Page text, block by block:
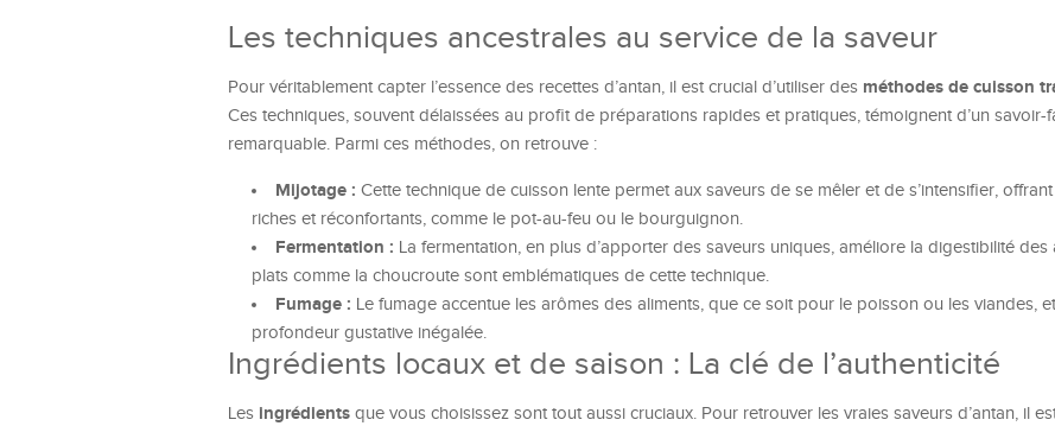
Les techniques ancestrales au service de la saveur
Pour véritablement capter l’essence des recettes d’antan, il est crucial d’utiliser des méthodes de cuisson
Ces techniques, souvent délaissées au profit de préparations rapides et pratiques, témoignent d’un savoir-
remarquable. Parmi ces méthodes, on retrouve :
Mijotage : Cette technique de cuisson lente permet aux saveurs de se mêler et de s’intensifier,
riches et réconfortants, comme le pot-au-feu ou le bourguignon.
Fermentation : La fermentation, en plus d’apporter des saveurs uniques, améliore la digestibilité des
plats comme la choucroute sont emblématiques de cette technique.
Fumage : Le fumage accentue les arômes des aliments, que ce soit pour le poisson ou les viandes,
profondeur gustative inégalée.
Ingrédients locaux et de saison : La clé de l’authenticité
Les ingrédients que vous choisissez sont tout aussi cruciaux. Pour retrouver les vraies saveurs d’antan, il